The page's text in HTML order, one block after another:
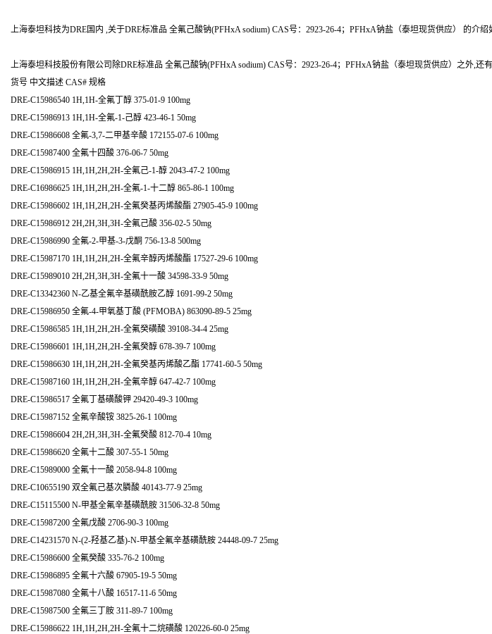
上海泰坦科技为DRE国内 ,关于DRE标准品 全氟己酸钠(PFHxA sodium) CAS号：2923-26-4；PFHxA钠盐（泰坦现货供应） 的介
上海泰坦科技股份有限公司除DRE标准品 全氟己酸钠(PFHxA sodium) CAS号：2923-26-4；PFHxA钠盐（泰坦现货供应）之外,还
货号 中文描述 CAS# 规格
DRE-C15986540 1H,1H-全氟丁醇 375-01-9 100mg
DRE-C15986913 1H,1H-全氟-1-己醇 423-46-1 50mg
DRE-C15986608 全氟-3,7-二甲基辛酸 172155-07-6 100mg
DRE-C15987400 全氟十四酸 376-06-7 50mg
DRE-C15986915 1H,1H,2H,2H-全氟己-1-醇 2043-47-2 100mg
DRE-C16986625 1H,1H,2H,2H-全氟-1-十二醇 865-86-1 100mg
DRE-C15986602 1H,1H,2H,2H-全氟癸基丙烯酸酯 27905-45-9 100mg
DRE-C15986912 2H,2H,3H,3H-全氟己酸 356-02-5 50mg
DRE-C15986990 全氟-2-甲基-3-戊酮 756-13-8 500mg
DRE-C15987170 1H,1H,2H,2H-全氟辛醇丙烯酸酯 17527-29-6 100mg
DRE-C15989010 2H,2H,3H,3H-全氟十一酸 34598-33-9 50mg
DRE-C13342360 N-乙基全氟辛基磺酰胺乙醇 1691-99-2 50mg
DRE-C15986950 全氟-4-甲氧基丁酸 (PFMOBA) 863090-89-5 25mg
DRE-C15986585 1H,1H,2H,2H-全氟癸磺酸 39108-34-4 25mg
DRE-C15986601 1H,1H,2H,2H-全氟癸醇 678-39-7 100mg
DRE-C15986630 1H,1H,2H,2H-全氟癸基丙烯酸乙酯 17741-60-5 50mg
DRE-C15987160 1H,1H,2H,2H-全氟辛醇 647-42-7 100mg
DRE-C15986517 全氟丁基磺酸钾 29420-49-3 100mg
DRE-C15987152 全氟辛酸铵 3825-26-1 100mg
DRE-C15986604 2H,2H,3H,3H-全氟癸酸 812-70-4 10mg
DRE-C15986620 全氟十二酸 307-55-1 50mg
DRE-C15989000 全氟十一酸 2058-94-8 100mg
DRE-C10655190 双全氟己基次膦酸 40143-77-9 25mg
DRE-C15115500 N-甲基全氟辛基磺酰胺 31506-32-8 50mg
DRE-C15987200 全氟戊酸 2706-90-3 100mg
DRE-C14231570 N-(2-羟基乙基)-N-甲基全氟辛基磺酰胺 24448-09-7 25mg
DRE-C15986600 全氟癸酸 335-76-2 100mg
DRE-C15986895 全氟十六酸 67905-19-5 50mg
DRE-C15987080 全氟十八酸 16517-11-6 50mg
DRE-C15987500 全氟三丁胺 311-89-7 100mg
DRE-C15986622 1H,1H,2H,2H-全氟十二烷磺酸 120226-60-0 25mg